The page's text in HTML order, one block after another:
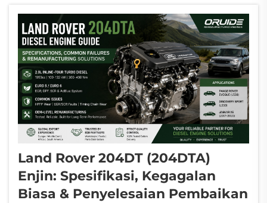
untuk sedan premium dan SUV luar jalan
merentasi dua generasi. Dengan...
Land Rover 204DT (204DTA)
Enjin: Spesifikasi, Kegagalan
Biasa & Penyelesaian Pembaikan